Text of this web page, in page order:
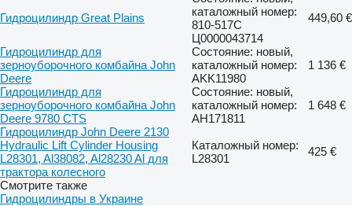
Гидроцилиндр Great Plains
каталожный номер:
810-517C
Ц0000043714
449,60 €
Гидроцилиндр для
зерноуборочного комбайна John
Deere
Состояние: новый,
каталожный номер:
AKK11980
1 136 €
Гидроцилиндр для
зерноуборочного комбайна John
Deere 9780 CTS
Состояние: новый,
каталожный номер:
AH171811
1 648 €
Гидроцилиндр John Deere 2130
Hydraulic Lift Cylinder Housing
L28301, Al38082, Al28230 Al для
трактора колесного
Каталожный номер:
L28301
425 €
Смотрите также
Гидроцилиндры в Украине